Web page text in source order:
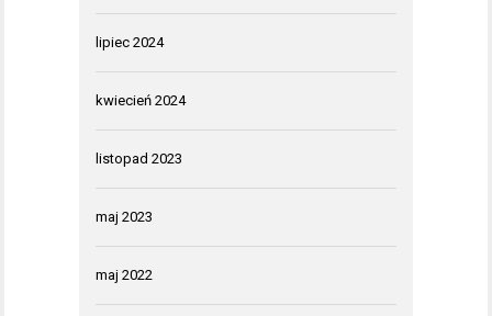
lipiec 2024
kwiecień 2024
listopad 2023
maj 2023
maj 2022